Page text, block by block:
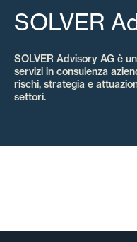
SOLVER
SOLVER Advisory AG è
servizi in consulenza
rischi, strategia e
settori.